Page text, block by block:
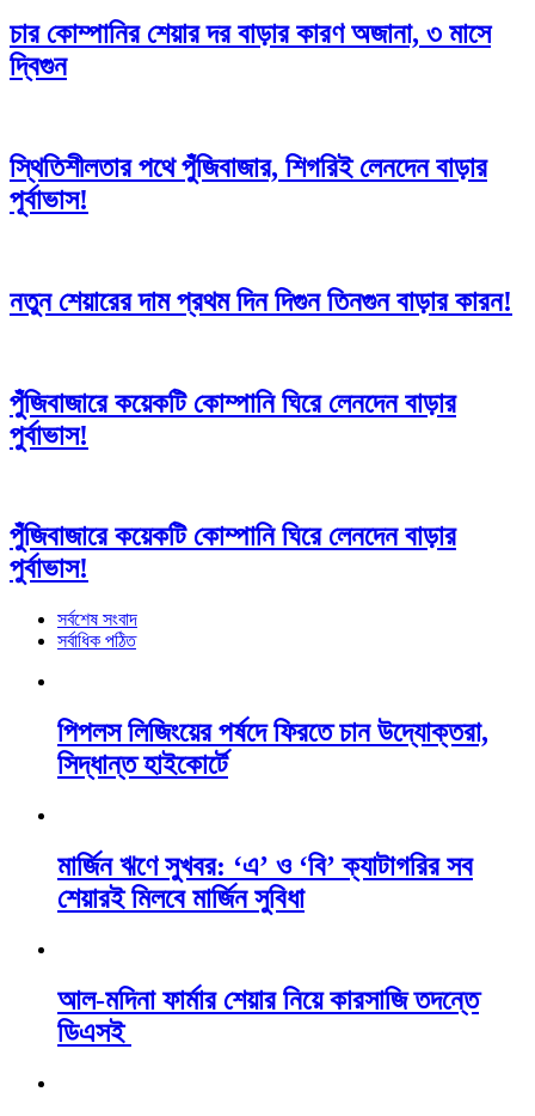
চার কোম্পানির শেয়ার দর বাড়ার কারণ অজানা, ৩ মাসে
দ্বিগুন
স্থিতিশীলতার পথে পুঁজিবাজার, শিগরিই লেনদেন বাড়ার
পূর্বাভাস!
নতুন শেয়ারের দাম প্রথম দিন দিগুন তিনগুন বাড়ার কারন!
পুঁজিবাজারে কয়েকটি কোম্পানি ঘিরে লেনদেন বাড়ার
পুর্বাভাস!
পুঁজিবাজারে কয়েকটি কোম্পানি ঘিরে লেনদেন বাড়ার
পুর্বাভাস!
সর্বশেষ সংবাদ
সর্বাধিক পঠিত
পিপলস লিজিংয়ের পর্ষদে ফিরতে চান উদ্যোক্তরা,
সিদ্ধান্ত হাইকোর্টে
মার্জিন ঋণে সুখবর: ‘এ’ ও ‘বি’ ক্যাটাগরির সব
শেয়ারই মিলবে মার্জিন সুবিধা
আল-মদিনা ফার্মার শেয়ার নিয়ে কারসাজি তদন্তে
ডিএসই